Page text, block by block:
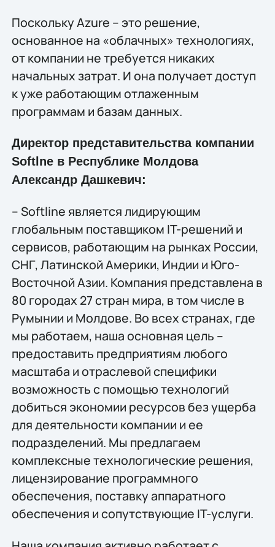
Поскольку Azure – это решение,
основанное на «облачных» технологиях,
от компании не требуется никаких
начальных затрат. И она получает доступ
к уже работающим отлаженным
программам и базам данных.
Директор представительства компании
Softlne в Республике Молдова
Александр Дашкевич:
– Softline является лидирующим
глобальным поставщиком IT-решений и
сервисов, работающим на рынках России,
СНГ, Латинской Америки, Индии и Юго-
Восточной Азии. Компания представлена в
80 городах 27 стран мира, в том числе в
Румынии и Молдове. Во всех странах, где
мы работаем, наша основная цель –
предоставить предприятиям любого
масштаба и отраслевой специфики
возможность с помощью технологий
добиться экономии ресурсов без ущерба
для деятельности компании и ее
подразделений. Мы предлагаем
комплексные технологические решения,
лицензирование программного
обеспечения, поставку аппаратного
обеспечения и сопутствующие IT-услуги.